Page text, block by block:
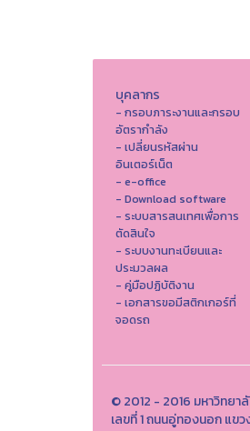
บุคลากร
- กรอบภาระงานและกรอบ
อัตรากำลัง
- เปลี่ยนรหัสผ่าน
อินเตอร์เน็ต
- e-office
- Download software
- ระบบสารสนเทศเพื่อการ
ตัดสินใจ
- ระบบงานทะเบียนและ
ประมวลผล
- คู่มือปฏิบัติงาน
- เอกสารขอมีสติกเกอร์ที่
จอดรถ
© 2012 - 2016 มหาวิทย
เลขที่ 1 ถนนอู่ทองนอก แข